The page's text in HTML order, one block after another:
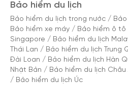
Bảo hiểm du lịch
Bảo hiểm du lịch trong nước /
Bảo hiểm xe máy / Bảo hiểm ô tô
Singapore / Bảo hiểm du lịch
Thái Lan / Bảo hiểm du lịch Trung
Đài Loan / Bảo hiểm du lịch Hàn
Nhật Bản / Bảo hiểm du lịch Châu
/ Bảo hiểm du lịch Úc